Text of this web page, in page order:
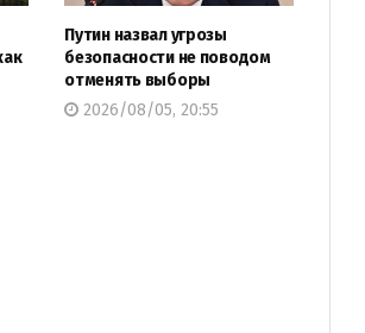
Путин назвал угрозы
безопасности не поводом
отменять выборы
2026/08/05, 20:55